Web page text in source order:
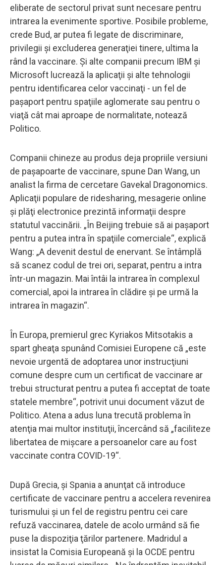
eliberate de sectorul privat sunt necesare pentru
intrarea la evenimente sportive. Posibile probleme,
crede Bud, ar putea fi legate de discriminare,
privilegii şi excluderea generaţiei tinere, ultima la
rând la vaccinare. Şi alte companii precum IBM şi
Microsoft lucrează la aplicaţii şi alte tehnologii
pentru identificarea celor vaccinaţi - un fel de
paşaport pentru spaţiile aglomerate sau pentru o
viaţă cât mai aproape de normalitate, notează
Politico.
Companii chineze au produs deja propriile versiuni
de paşapoarte de vaccinare, spune Dan Wang, un
analist la firma de cercetare Gavekal Dragonomics.
Aplicaţii populare de ridesharing, mesagerie online
şi plăţi electronice prezintă informaţii despre
statutul vaccinării. „În Beijing trebuie să ai paşaport
pentru a putea intra în spaţiile comerciale“, explică
Wang: „A devenit destul de enervant. Se întâmplă
să scanez codul de trei ori, separat, pentru a intra
într-un magazin. Mai întâi la intrarea în complexul
comercial, apoi la intrarea în clădire şi pe urmă la
intrarea în magazin“.
În Europa, premierul grec Kyriakos Mitsotakis a
spart gheaţa spunând Comisiei Europene că „este
nevoie urgentă de adoptarea unor instrucţiuni
comune despre cum un certificat de vaccinare ar
trebui structurat pentru a putea fi acceptat de toate
statele membre“, potrivit unui document văzut de
Politico. Atena a adus luna trecută problema în
atenţia mai multor instituţii, încercând să „faciliteze
libertatea de mişcare a persoanelor care au fost
vaccinate contra COVID-19“.
După Grecia, şi Spania a anunţat că introduce
certificate de vaccinare pentru a accelera revenirea
turismului şi un fel de registru pentru cei care
refuză vaccinarea, datele de acolo urmând să fie
puse la dispoziţia ţărilor partenere. Madridul a
insistat la Comisia Europeană şi la OCDE pentru